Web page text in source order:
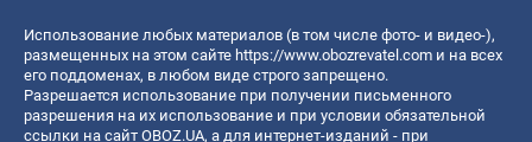
Использование любых материалов (в том числе фото- и видео-),
размещенных на этом сайте https://www.obozrevatel.com и на всех
его поддоменах, в любом виде строго запрещено.
Разрешается использование при получении письменного
разрешения на их использование и при условии обязательной
ссылки на сайт OBOZ.UA, а для интернет-изданий - при